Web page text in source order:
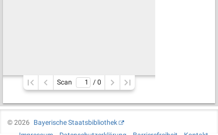
Scan / 0
©2026
Bayerische Staatsbibliothek